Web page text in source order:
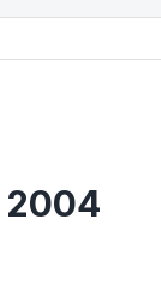
2004